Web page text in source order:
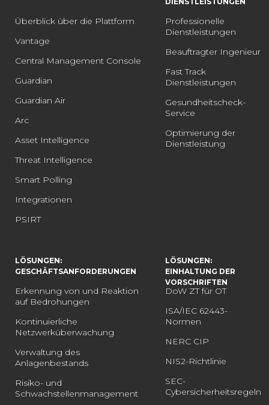
Überblick über die Plattform
Vantage
Central Management Console
Guardian
Guardian Air
Arc
Asset Intelligence
Threat Intelligence
Smart Polling
Integrationen
PSIRT
Professionelle
Dienstleistungen
Beauftragter Ingenieur
Fast Track
Dienstleistungen
Gesundheitscheck-
Service
Optimierung der
Dienstleistung
LÖSUNGEN:
GESCHÄFTSANFORDERUNGEN
Erkennung von und Reaktion
auf Bedrohungen
Kontinuierliche
Netzwerküberwachung
Verwaltung des
Anlagenbestands
Risiko- und
Schwachstellenmanagement
LÖSUNGEN:
EINHALTUNG DER
VORSCHRIFTEN
DoW ZT für OT
ISA/IEC 62443-
Normen
NERC CIP
NIS2-Richtlinie
SEC-
Cybersicherheitsregeln